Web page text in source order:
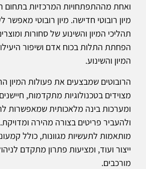
ואחת מההתפתחויות המרכזיות
מיון רובוטי חדישה. מיון רובוטי
תהליכי המיון והשינוע של סחורות
הפחתת התלות בכוח אדם ושיפור
המיון והשינוע.
הרובוטים שמבצעים את פעולות המיון
מצוידים בטכנולוגיות מתקדמות,
ומערכות בינה מלאכותית שמאפשרות
ולהעביר פריטים בצורה מהירה
מותאמות לתעשיות מגוונות, כולל
ייצור ועוד, ומציעות פתרון מתקדם
מורכבים.